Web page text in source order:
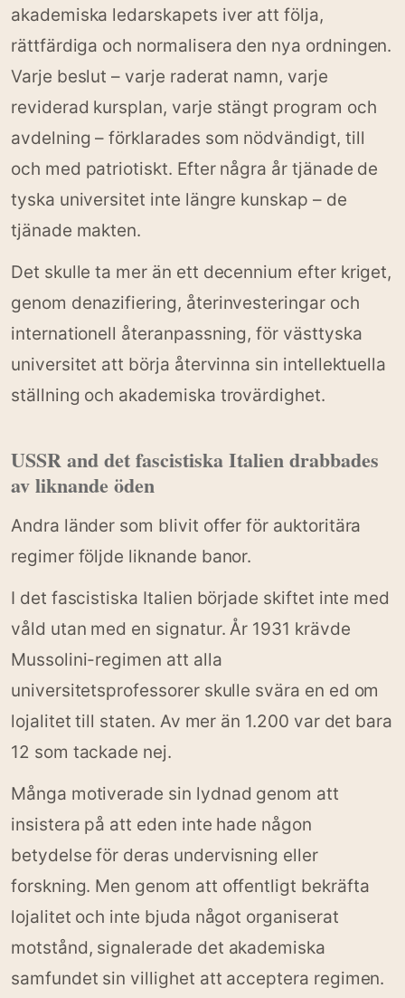
akademiska ledarskapets iver att följa,
rättfärdiga och normalisera den nya ordningen.
Varje beslut – varje raderat namn, varje
reviderad kursplan, varje stängt program och
avdelning – förklarades som nödvändigt, till
och med patriotiskt. Efter några år tjänade de
tyska universitet inte längre kunskap – de
tjänade makten.
Det skulle ta mer än ett decennium efter kriget,
genom denazifiering, återinvesteringar och
internationell återanpassning, för västtyska
universitet att börja återvinna sin intellektuella
ställning och akademiska trovärdighet.
USSR and det fascistiska Italien drabbades
av liknande öden
Andra länder som blivit offer för auktoritära
regimer följde liknande banor.
I det fascistiska Italien började skiftet inte med
våld utan med en signatur. År 1931 krävde
Mussolini-regimen att alla
universitetsprofessorer skulle svära en ed om
lojalitet till staten. Av mer än 1.200 var det bara
12 som tackade nej.
Många motiverade sin lydnad genom att
insistera på att eden inte hade någon
betydelse för deras undervisning eller
forskning. Men genom att offentligt bekräfta
lojalitet och inte bjuda något organiserat
motstånd, signalerade det akademiska
samfundet sin villighet att acceptera regimen.